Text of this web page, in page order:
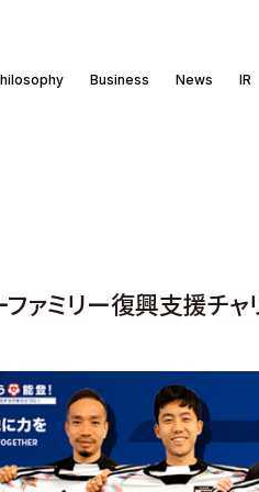
Business News IR
ァミリー復興支援チャ